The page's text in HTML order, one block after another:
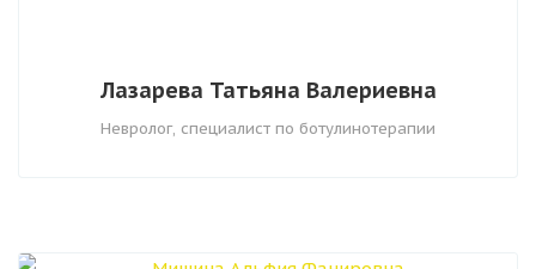
Лазарева Татьяна Валериевна
Невролог, специалист по ботулинотерапии